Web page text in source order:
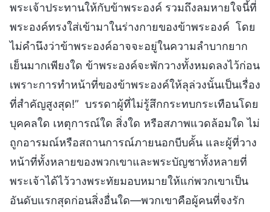
พระเจ้าประทานให้กับข้าพระองค์ รวมถึงลมหายใจนี้ที่
พระองค์ทรงใส่เข้ามาในร่างกายของข้าพระองค์ โดย
ไม่คำนึงว่าข้าพระองค์อาจจะอยู่ในความลำบากยาก
เย็นมากเพียงใด ข้าพระองค์จะพักวางทั้งหมดลงไว้ก่อน
เพราะการทำหน้าที่ของข้าพระองค์ให้ลุล่วงนั้นเป็นเรื่อง
ที่สำคัญสูงสุด!” บรรดาผู้ที่ไม่รู้สึกกระทบกระเทือนโดย
บุคคลใด เหตุการณ์ใด สิ่งใด หรือสภาพแวดล้อมใด ไม่
ถูกอารมณ์หรือสถานการณ์ภายนอกบีบคั้น และผู้ที่วาง
หน้าที่ทั้งหลายของพวกเขาและพระบัญชาทั้งหลายที่
พระเจ้าได้ไว้วางพระทัยมอบหมายให้แก่พวกเขาเป็น
อันดับแรกสุดก่อนสิ่งอื่นใด—พวกเขาคือผู้คนที่จงรัก